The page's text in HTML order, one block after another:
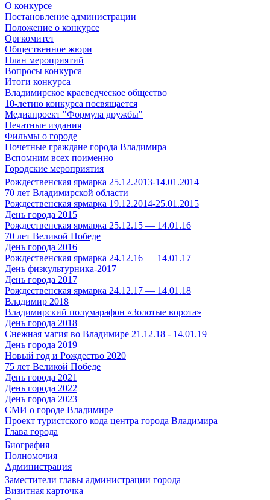
О конкурсе
Постановление администрации
Положение о конкурсе
Оргкомитет
Общественное жюри
План мероприятий
Вопросы конкурса
Итоги конкурса
Владимирское краеведческое общество
10-летию конкурса посвящается
Медиапроект "Формула дружбы"
Печатные издания
Фильмы о городе
Почетные граждане города Владимира
Вспомним всех поименно
Городские мероприятия
Рождественская ярмарка 25.12.2013-14.01.2014
70 лет Владимирской области
Рождественская ярмарка 19.12.2014-25.01.2015
День города 2015
Рождественская ярмарка 25.12.15 — 14.01.16
70 лет Великой Победе
День города 2016
Рождественская ярмарка 24.12.16 — 14.01.17
День физкультурника-2017
День города 2017
Рождественская ярмарка 24.12.17 — 14.01.18
Владимир 2018
Владимирский полумарафон «Золотые ворота»
День города 2018
Снежная магия во Владимире 21.12.18 - 14.01.19
День города 2019
Новый год и Рождество 2020
75 лет Великой Победе
День города 2021
День города 2022
День города 2023
СМИ о городе Владимире
Проект туристского кода центра города Владимира
Глава города
Биография
Полномочия
Администрация
Заместители главы администрации города
Визитная карточка